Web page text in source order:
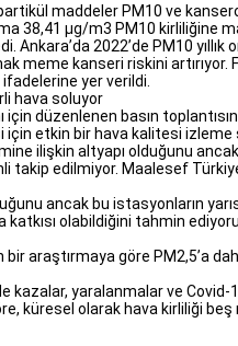
maddeler PM10 ve
38,41 μg/m3 PM10 kirliliğine
2022’de PM10
meme kanseri riskini artırıyor.
ifadelerine yer verildi.
hava soluyor
için düzenlenen basın
için etkin bir hava kalitesi
ilişkin altyapı olduğunu
edilmiyor. Maalesef
ancak bu istasyonların
olabildiğini tahmin
bir araştırmaya göre PM2,5’a
kazalar, yaralanmalar ve
küresel olarak hava kirliliği